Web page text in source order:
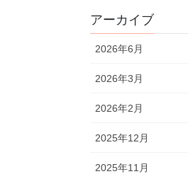
アーカイブ
2026年6月
2026年3月
2026年2月
2025年12月
2025年11月